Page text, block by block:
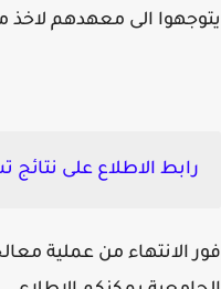
الى معهدهم لاخذ
رابط الاطلاع على نتائج
الانتهاء من عملية